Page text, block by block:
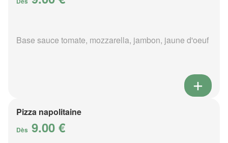
Base sauce tomate, mozzarella, jambon, jaune d'oeuf
Pizza napolitaine
Dès 9.00 €